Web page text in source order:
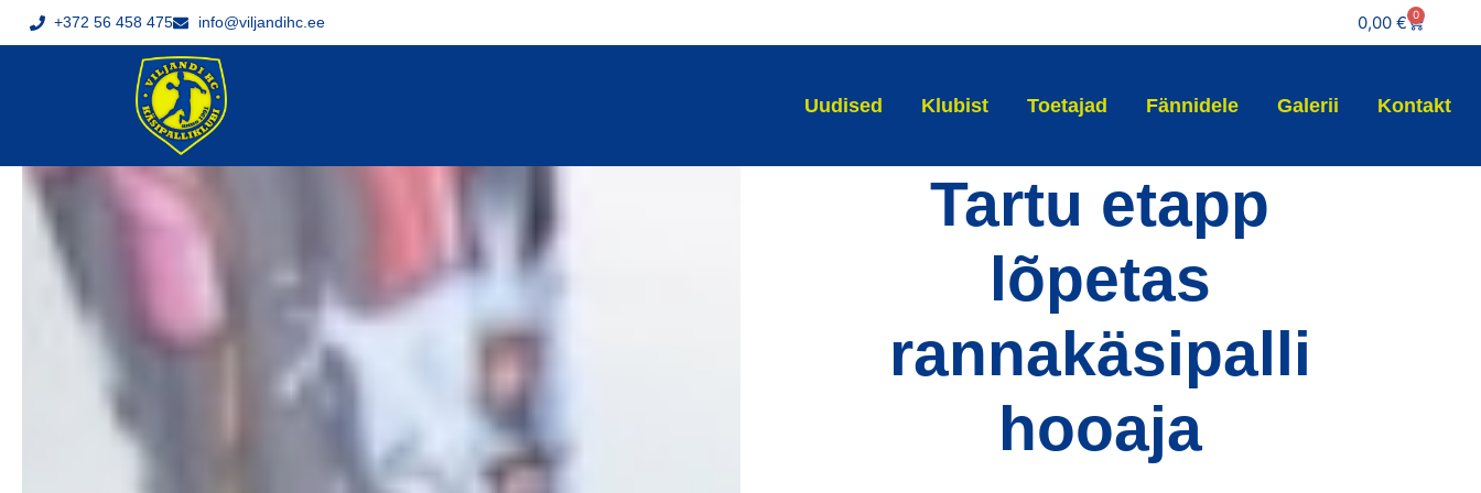
+372 56 458 475 info@viljandihc.ee 0,00€ 0
Uudised Klubist Toetajad Fännidele Galerii Kontakt
Tartu etapp
lõpetas
rannakäsipalli
hooaja